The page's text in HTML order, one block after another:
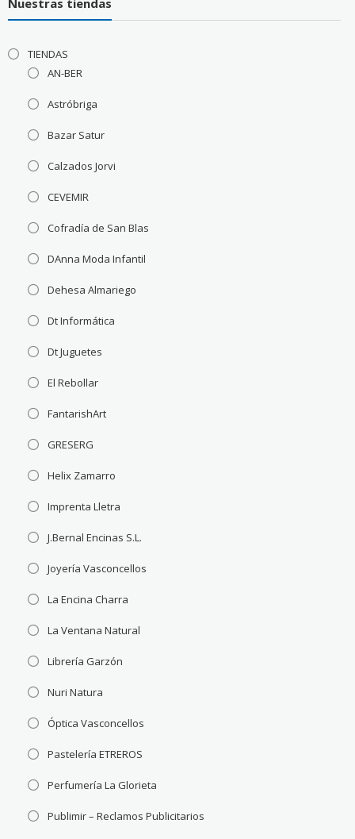
TIENDAS
AN-BER
Astróbriga
Bazar Satur
Calzados Jorvi
CEVEMIR
Cofradía de San Blas
DAnna Moda Infantil
Dehesa Almariego
Dt Informática
Dt Juguetes
El Rebollar
FantarishArt
GRESERG
Helix Zamarro
Imprenta Lletra
J.Bernal Encinas S.L.
Joyería Vasconcellos
La Encina Charra
La Ventana Natural
Librería Garzón
Nuri Natura
Óptica Vasconcellos
Pastelería ETREROS
Perfumería La Glorieta
Publimir – Reclamos Publicitarios